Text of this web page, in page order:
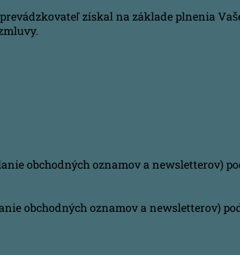
získal na základe plnenia
obchodných oznamov a newsletterov)
obchodných oznamov a newsletterov)